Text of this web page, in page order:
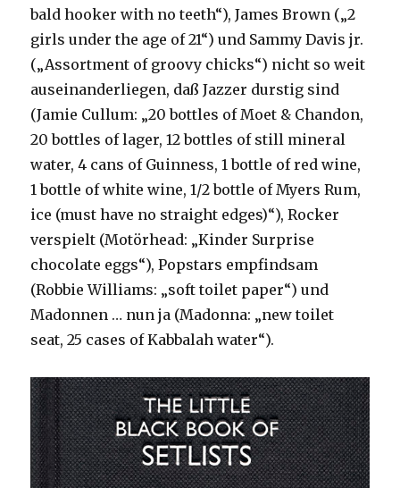
bald hooker with no teeth“), James Brown („2
girls under the age of 21“) und Sammy Davis jr.
(„Assortment of groovy chicks“) nicht so weit
auseinanderliegen, daß Jazzer durstig sind
(Jamie Cullum: „20 bottles of Moet & Chandon,
20 bottles of lager, 12 bottles of still mineral
water, 4 cans of Guinness, 1 bottle of red wine,
1 bottle of white wine, 1/2 bottle of Myers Rum,
ice (must have no straight edges)“), Rocker
verspielt (Motörhead: „Kinder Surprise
chocolate eggs“), Popstars empfindsam
(Robbie Williams: „soft toilet paper“) und
Madonnen … nun ja (Madonna: „new toilet
seat, 25 cases of Kabbalah water“).